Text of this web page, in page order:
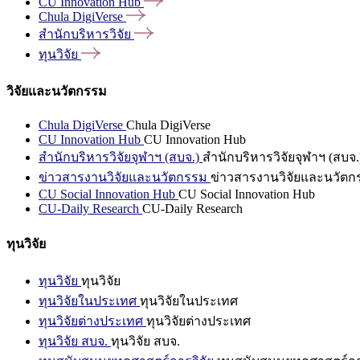
Chula DigiVerse
สำนักบริหารวิจัย
ทุนวิจัย
วิจัยและนวัตกรรม
Chula DigiVerse Chula DigiVerse
CU Innovation Hub CU Innovation Hub
สำนักบริหารวิจัยจุฬาฯ (สบจ.) สำนักบริหารวิจัยจุฬาฯ (สบจ
ข่าวสารงานวิจัยและนวัตกรรม ข่าวสารงานวิจัยและนวัตก
CU Social Innovation Hub CU Social Innovation Hub
CU-Daily Research CU-Daily Research
ทุนวิจัย
ทุนวิจัย ทุนวิจัย
ทุนวิจัยในประเทศ ทุนวิจัยในประเทศ
ทุนวิจัยต่างประเทศ ทุนวิจัยต่างประเทศ
ทุนวิจัย สบจ. ทุนวิจัย สบจ.